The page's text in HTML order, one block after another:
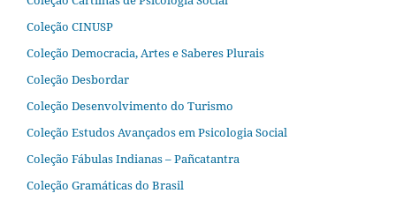
Coleção CINUSP
Coleção Democracia, Artes e Saberes Plurais
Coleção Desbordar
Coleção Desenvolvimento do Turismo
Coleção Estudos Avançados em Psicologia Social
Coleção Fábulas Indianas – Pañcatantra
Coleção Gramáticas do Brasil